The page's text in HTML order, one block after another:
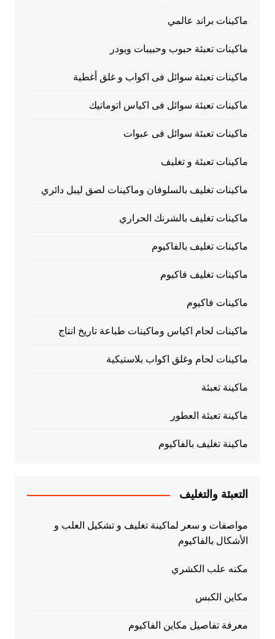
ماكينات براند عالمي
ماكينات تعبئة حبوب وحبيبات وبودر
ماكينات تعبئة سوائل فى اكواب و غلق أغطية
ماكينات تعبئة سوائل فى اكياس اتوماتيك
ماكينات تعبئة سوائل فى عبوات
ماكينات تعبئة و تغليف
ماكينات تغليف بالسلوفان وماكينات لصق ليبل دائري
ماكينات تغليف بالشرنك الحراري
ماكينات تغليف بالفاكيوم
ماكينات تغليف فاكيوم
ماكينات فاكيوم
ماكينات لحام اكياس وماكينات طباعة تاريخ انتاج
ماكينات لحام وغلق اكواب بلاستيكية
ماكينة تعبئة
ماكينة تعبئة العطور
ماكينة تغليف بالفاكيوم
التعبئة والتغليف
مواصفات و سعر لماكينة تغليف و تشكيل العلب و
الأشكال بالفاكيوم
مكنه علب الكشري
مكاين الكبس
معرفة تفاصيل مكاين الفاكيوم